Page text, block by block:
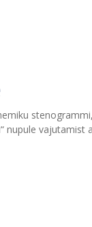
nupule